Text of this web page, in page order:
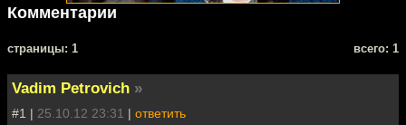
Комментарии
cтраницы: 1 всего: 1
Vadim Petrovich »
#1 | 25.10.12 23:31 | ответить